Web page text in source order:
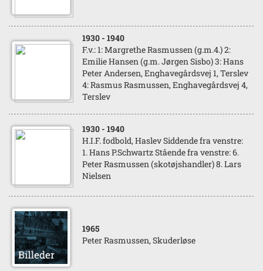
1930 - 1940
F.v.: 1: Margrethe Rasmussen (g.m.4.) 2:
Emilie Hansen (g.m. Jørgen Sisbo) 3: Hans
Peter Andersen, Enghavegårdsvej 1, Terslev
4: Rasmus Rasmussen, Enghavegårdsvej 4,
Terslev
1930 - 1940
H.I.F. fodbold, Haslev Siddende fra venstre:
1. Hans P.Schwartz Stående fra venstre: 6.
Peter Rasmussen (skotøjshandler) 8. Lars
Nielsen
1965
Peter Rasmussen, Skuderløse